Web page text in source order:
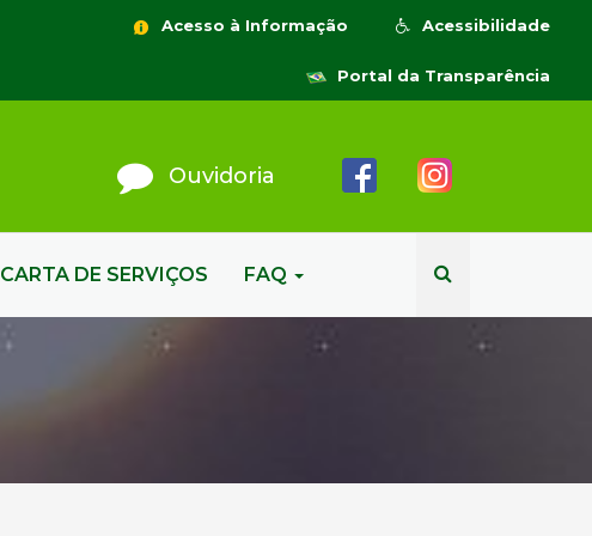
Acessibilidade
Acesso à Informação
Portal da Transparência
Ouvidoria
CARTA DE SERVIÇOS FAQ